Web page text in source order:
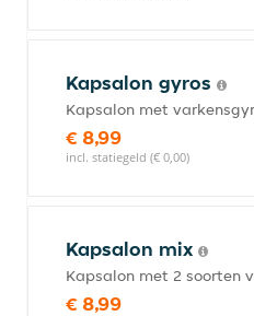
Kapsalon gyros
Kapsalon met
€ 8,99
incl. statiegeld (€ 0,00)
Kapsalon mix
Kapsalon met 2 soorten
€ 8,99